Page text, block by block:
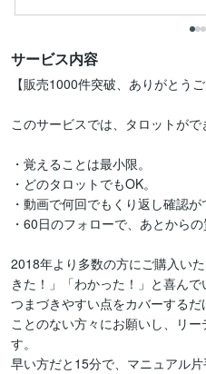
サービス内容
【販売1000件突破、ありがとう
このサービスでは、タロットがで
・覚えることは最小限。
・どのタロットでもOK。
・動画で何回でもくり返し確認が
・60日のフォローで、あとからの
2018年より多数の方にご購入い
きた！」「わかった！」と喜んで
つまづきやすい点をカバーする
ことのない方々にお願いし、リ
す。
早い方だと15分で、マニュアル片